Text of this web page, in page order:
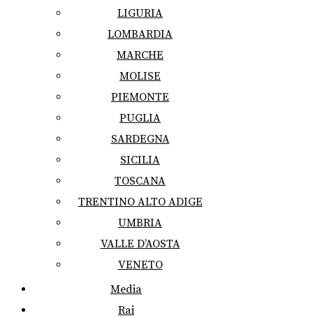
LIGURIA
LOMBARDIA
MARCHE
MOLISE
PIEMONTE
PUGLIA
SARDEGNA
SICILIA
TOSCANA
TRENTINO ALTO ADIGE
UMBRIA
VALLE D’AOSTA
VENETO
Media
Rai